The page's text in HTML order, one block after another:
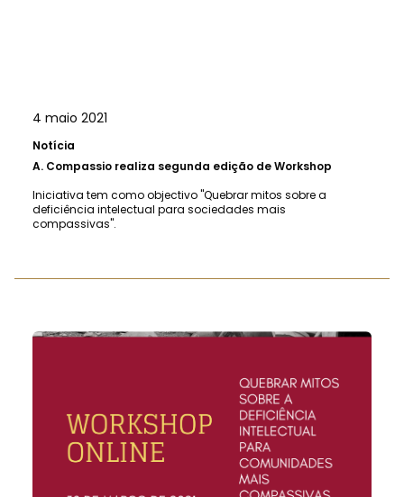
4 maio 2021
Notícia
A. Compassio realiza segunda edição de Workshop
Iniciativa tem como objectivo "Quebrar mitos sobre a
deficiência intelectual para sociedades mais
compassivas".